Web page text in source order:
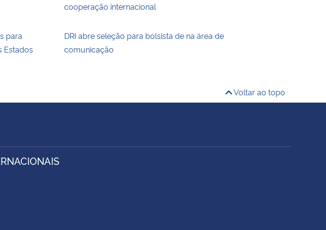
cooperação internacional
para
Estados
DRI abre seleção para bolsista de na área de
comunicação
Voltar ao topo